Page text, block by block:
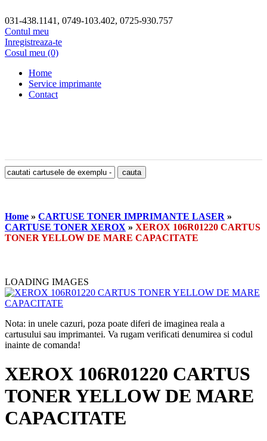
031-438.1141, 0749-103.402, 0725-930.757
Contul meu
Inregistreaza-te
Cosul meu (0)
Home
Service imprimante
Contact
Home » CARTUSE TONER IMPRIMANTE LASER »
CARTUSE TONER XEROX » XEROX 106R01220 CARTUS
TONER YELLOW DE MARE CAPACITATE
LOADING IMAGES
Nota: in unele cazuri, poza poate diferi de imaginea reala a
cartusului sau imprimantei. Va rugam verificati denumirea si codul
inainte de comanda!
XEROX 106R01220 CARTUS
TONER YELLOW DE MARE
CAPACITATE